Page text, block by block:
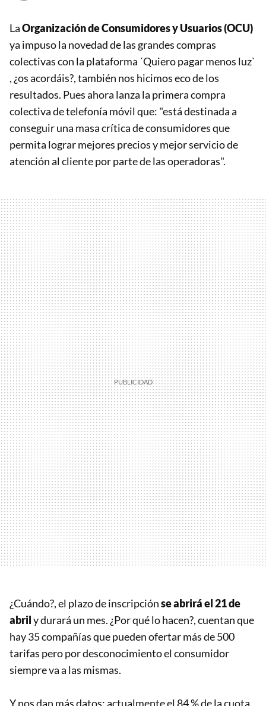
LaOrganización de Consumidores y Usuarios (OCU)
ya impuso la novedad de las grandes compras
colectivas con la plataforma ´Quiero pagar menos luz`
, ¿os acordáis?, también nos hicimos eco de los
resultados. Pues ahora lanza la primera compra
colectiva de telefonía móvil que: "está destinada a
conseguir una masa crítica de consumidores que
permita lograr mejores precios y mejor servicio de
atención al cliente por parte de las operadoras".
¿Cuándo?, el plazo de inscripciónse abrirá el 21 de
abrily durará un mes. ¿Por qué lo hacen?, cuentan que
hay 35 compañías que pueden ofertar más de 500
tarifas pero por desconocimiento el consumidor
siempre va a las mismas.
Y nos dan más datos: actualmente el 84 % de la cuota